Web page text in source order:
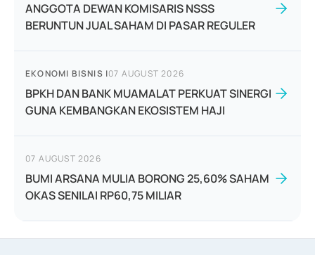
ANGGOTA DEWAN KOMISARIS NSSS
BERUNTUN JUAL SAHAM DI PASAR REGULER
EKONOMI BISNIS |07 AUGUST 2026
BPKH DAN BANK MUAMALAT PERKUAT SINERGI
GUNA KEMBANGKAN EKOSISTEM HAJI
07 AUGUST 2026
BUMI ARSANA MULIA BORONG 25,60% SAHAM
OKAS SENILAI RP60,75 MILIAR